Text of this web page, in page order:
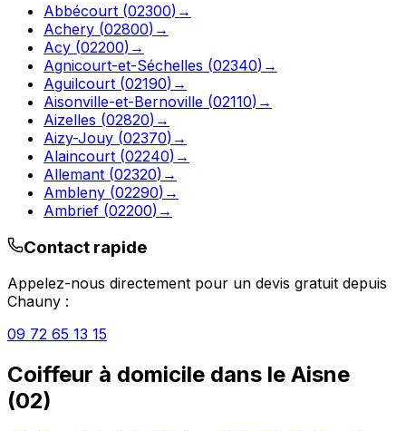
Abbécourt (02300) →
Achery (02800) →
Acy (02200) →
Agnicourt-et-Séchelles (02340) →
Aguilcourt (02190) →
Aisonville-et-Bernoville (02110) →
Aizelles (02820) →
Aizy-Jouy (02370) →
Alaincourt (02240) →
Allemant (02320) →
Ambleny (02290) →
Ambrief (02200) →
Contact rapide
Appelez-nous directement pour un devis gratuit depuis
Chauny :
09 72 65 13 15
Coiffeur à domicile dans le Aisne
(02)